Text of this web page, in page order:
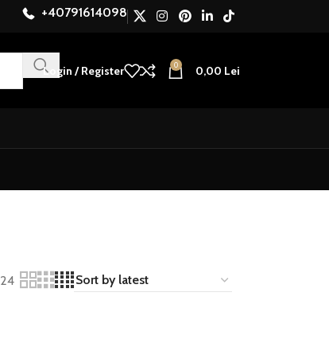
+40791614098
Login / Register 0 0,00 Lei
24